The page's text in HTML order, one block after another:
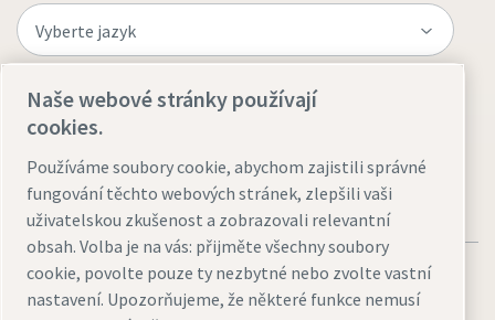
Navštivte web
Naše webové stránky používají
cookies.
Používáme soubory cookie, abychom zajistili správné
fungování těchto webových stránek, zlepšili vaši
uživatelskou zkušenost a zobrazovali relevantní
obsah. Volba je na vás: přijměte všechny soubory
cookie, povolte pouze ty nezbytné nebo zvolte vastní
nastavení. Upozorňujeme, že některé funkce nemusí